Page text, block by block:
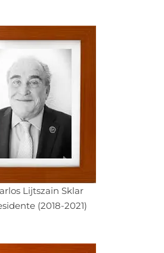
Lijtszain Sklar
(2018-2021)